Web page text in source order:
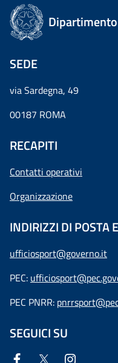
SEDE
via Sardegna, 49
00187 ROMA
RECAPITI
Contatti operativi
Organizzazione
INDIRIZZI DI POSTA
ufficiosport@governo.it
PEC:
PEC PNRR:
SEGUICI SU